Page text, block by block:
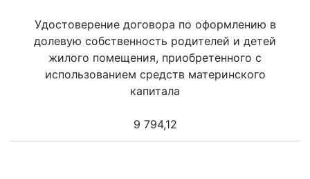
Удостоверение договора по оформлению в
долевую собственность родителей и детей
жилого помещения, приобретенного с
использованием средств материнского
капитала
9 794,12